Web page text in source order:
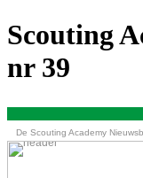
Scouting
nr 39